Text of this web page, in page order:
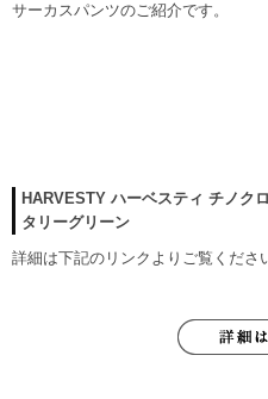
サーカスパンツのご紹介です。
HARVESTY ハーベスティ チノク
タリーグリーン
詳細は下記のリンクよりご覧くださ